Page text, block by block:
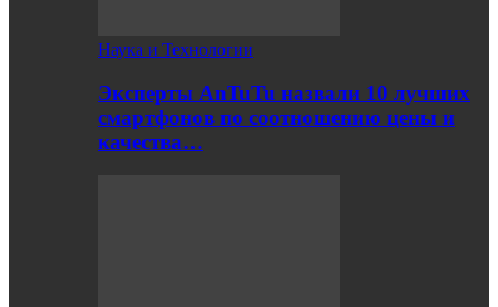
Наука и Технологии
Эксперты AnTuTu назвали 10 лучших
смартфонов по соотношению цены и
качества…